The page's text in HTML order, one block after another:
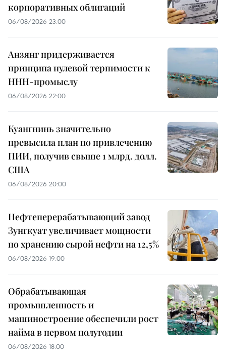
корпоративных облигаций
06/08/2026 23:00
Анзянг придерживается
принципа нулевой терпимости к
ННН-промыслу
06/08/2026 22:00
Куангнинь значительно
превысила план по привлечению
ПИИ, получив свыше 1 млрд. долл.
США
06/08/2026 20:00
Нефтеперерабатывающий завод
Зунгкуат увеличивает мощности
по хранению сырой нефти на 12,5%
06/08/2026 19:00
Обрабатывающая
промышленность и
машиностроение обеспечили рост
найма в первом полугодии
06/08/2026 18:00